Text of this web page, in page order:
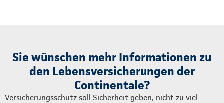
Sie wünschen mehr Informationen zu
den Lebensversicherungen der
Continentale?
Versicherungsschutz soll Sicherheit geben, nicht zu viel